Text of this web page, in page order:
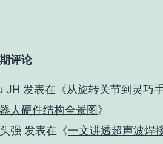
评论
JH 发表在《从旋转关节到灵巧
人硬件结构全景图》
强 发表在《一文讲透超声波焊